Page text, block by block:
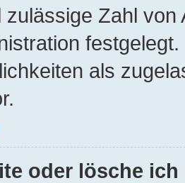
zulässige Zahl
als
oder lösche